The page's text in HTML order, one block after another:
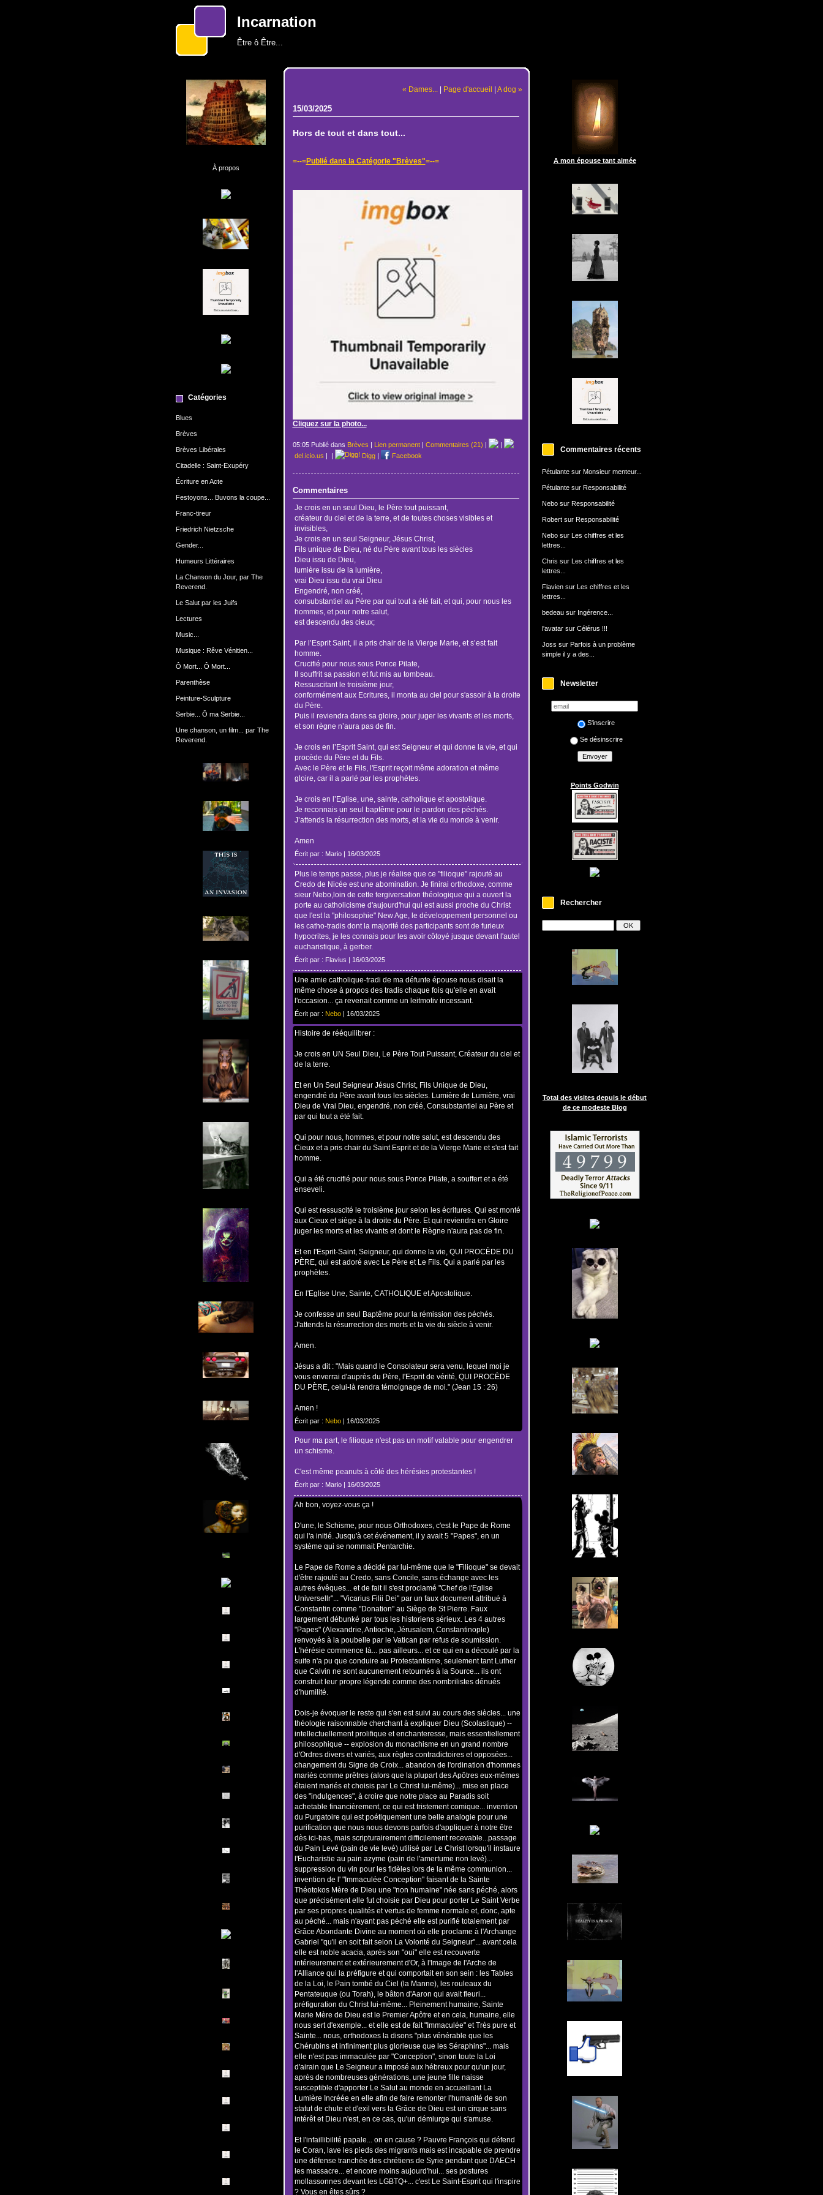
Incarnation
Être ô Être...
À propos
Catégories
Blues
Brèves
Brèves Libérales
Citadelle : Saint-Exupéry
Écriture en Acte
Festoyons... Buvons la coupe...
Franc-tireur
Friedrich Nietzsche
Gender...
Humeurs Littéraires
La Chanson du Jour, par The
Reverend.
Le Salut par les Juifs
Lectures
Music...
Musique : Rêve Vénitien...
Ô Mort... Ô Mort...
Parenthèse
Peinture-Sculpture
Serbie... Ô ma Serbie...
Une chanson, un film... par The
Reverend.
A mon épouse tant aimée
Commentaires récents
Pétulantesur Monsieur menteur...
Pétulantesur Responsabilité
Nebosur Responsabilité
Robertsur Responsabilité
Nebosur Les chiffres et les
lettres...
Chris sur Les chiffres et les
lettres...
Flaviensur Les chiffres et les
lettres...
bedeausur Ingérence...
l'avatarsur Célérus !!!
Joss sur Parfois à un problème
simple il y a des...
Newsletter
S'inscrire
Se désinscrire
Points Godwin
Rechercher
Total des visites depuis le début
de ce modeste Blog
« Dames... | Page d'accueil | A dog »
15/03/2025
Hors de tout et dans tout...
=--=Publié dans la Catégorie "Brèves"=--=
Cliquez sur la photo...
05:05 Publié dans Brèves | Lien permanent| Commentaires (21) |
|
del.icio.us | | Digg| Facebook
Commentaires
Je crois en un seul Dieu, le Père tout puissant,
créateur du ciel et de la terre, et de toutes choses visibles et
invisibles,
Je crois en un seul Seigneur, Jésus Christ,
Fils unique de Dieu, né du Père avant tous les siècles
Dieu issu de Dieu,
lumière issu de la lumière,
vrai Dieu issu du vrai Dieu
Engendré, non créé,
consubstantiel au Père par qui tout a été fait, et qui, pour nous les
hommes, et pour notre salut,
est descendu des cieux;
Par l’Esprit Saint, il a pris chair de la Vierge Marie, et s’est fait
homme.
Crucifié pour nous sous Ponce Pilate,
Il souffrit sa passion et fut mis au tombeau.
Ressuscitant le troisième jour,
conformément aux Ecritures, il monta au ciel pour s'assoir à la droite
du Père.
Puis il reviendra dans sa gloire, pour juger les vivants et les morts,
et son règne n’aura pas de fin.
Je crois en l’Esprit Saint, qui est Seigneur et qui donne la vie, et qui
procède du Père et du Fils.
Avec le Père et le Fils, l'Esprit reçoit même adoration et même
gloire, car il a parlé par les prophètes.
Je crois en l’Eglise, une, sainte, catholique et apostolique.
Je reconnais un seul baptême pour le pardon des péchés.
J’attends la résurrection des morts, et la vie du monde à venir.
Amen
Écrit par : Mario | 16/03/2025
Plus le temps passe, plus je réalise que ce "filioque" rajouté au
Credo de Nicée est une abomination. Je finirai orthodoxe, comme
sieur Nebo,loin de cette tergiversation théologique qui a ouvert la
porte au catholicisme d'aujourd'hui qui est aussi proche du Christ
que l'est la "philosophie" New Age, le développement personnel ou
les catho-tradis dont la majorité des participants sont de furieux
hypocrites, je les connais pour les avoir côtoyé jusque devant l'autel
eucharistique, à gerber.
Écrit par : Flavius | 16/03/2025
Une amie catholique-tradi de ma défunte épouse nous disait la
même chose à propos des tradis chaque fois qu'elle en avait
l'occasion... ça revenait comme un leitmotiv incessant.
Écrit par : Nebo| 16/03/2025
Histoire de rééquilibrer :
Je crois en UN Seul Dieu, Le Père Tout Puissant, Créateur du ciel et
de la terre.
Et en Un Seul Seigneur Jésus Christ, Fils Unique de Dieu,
engendré du Père avant tous les siècles. Lumière de Lumière, vrai
Dieu de Vrai Dieu, engendré, non créé, Consubstantiel au Père et
par qui tout a été fait.
Qui pour nous, hommes, et pour notre salut, est descendu des
Cieux et a pris chair du Saint Esprit et de la Vierge Marie et s'est fait
homme.
Qui a été crucifié pour nous sous Ponce Pilate, a souffert et a été
enseveli.
Qui est ressuscité le troisième jour selon les écritures. Qui est monté
aux Cieux et siège à la droite du Père. Et qui reviendra en Gloire
juger les morts et les vivants et dont le Règne n'aura pas de fin.
Et en l'Esprit-Saint, Seigneur, qui donne la vie, QUI PROCÈDE DU
PÈRE, qui est adoré avec Le Père et Le Fils. Qui a parlé par les
prophètes.
En l'Eglise Une, Sainte, CATHOLIQUE et Apostolique.
Je confesse un seul Baptême pour la rémission des péchés.
J'attends la résurrection des morts et la vie du siècle à venir.
Amen.
Jésus a dit : "Mais quand le Consolateur sera venu, lequel moi je
vous enverrai d'auprès du Père, l'Esprit de vérité, QUI PROCÈDE
DU PÈRE, celui-là rendra témoignage de moi." (Jean 15 : 26)
Amen !
Écrit par : Nebo| 16/03/2025
Pour ma part, le filioque n'est pas un motif valable pour engendrer
un schisme.
C'est même peanuts à côté des hérésies protestantes !
Écrit par : Mario | 16/03/2025
Ah bon, voyez-vous ça !
D'une, le Schisme, pour nous Orthodoxes, c'est le Pape de Rome
qui l'a initié. Jusqu'à cet événement, il y avait 5 "Papes", en un
système qui se nommait Pentarchie.
Le Pape de Rome a décidé par lui-même que le "Filioque" se devait
d'être rajouté au Credo, sans Concile, sans échange avec les
autres évêques... et de fait il s'est proclamé "Chef de l'Eglise
Universellr"... "Vicarius Filii Dei" par un faux document attribué à
Constantin comme "Donation" au Siège de St Pierre. Faux
largement débunké par tous les historiens sérieux. Les 4 autres
"Papes" (Alexandrie, Antioche, Jérusalem, Constantinople)
renvoyés à la poubelle par le Vatican par refus de soumission.
L'hérésie commence là... pas ailleurs... et ce qui en a découlé par la
suite n'a pu que conduire au Protestantisme, seulement tant Luther
que Calvin ne sont aucunement retournés à la Source... ils ont
construit leur propre légende comme des nombrilistes dénués
d'humilité.
Dois-je évoquer le reste qui s'en est suivi au cours des siècles... une
théologie raisonnable cherchant à expliquer Dieu (Scolastique) --
intellectuellement prolifique et enchanteresse, mais essentiellement
philosophique -- explosion du monachisme en un grand nombre
d'Ordres divers et variés, aux règles contradictoires et opposées...
changement du Signe de Croix... abandon de l'ordination d'hommes
mariés comme prêtres (alors que la plupart des Apôtres eux-mêmes
étaient mariés et choisis par Le Christ lui-même)... mise en place
des "indulgences", à croire que notre place au Paradis soit
achetable financièrement, ce qui est tristement comique... invention
du Purgatoire qui est poétiquement une belle analogie pour une
purification que nous nous devons parfois d'appliquer à notre être
dès ici-bas, mais scripturairement difficilement recevable...passage
du Pain Levé (pain de vie levé) utilisé par Le Christ lorsqu'il instaure
l'Eucharistie au pain azyme (pain de l'amertume non levé)...
suppression du vin pour les fidèles lors de la même communion...
invention de l' "Immaculée Conception" faisant de la Sainte
Théotokos Mère de Dieu une "non humaine" née sans péché, alors
que précisément elle fut choisie par Dieu pour porter Le Saint Verbe
par ses propres qualités et vertus de femme normale et, donc, apte
au péché... mais n'ayant pas péché elle est purifié totalement par
Grâce Abondante Divine au moment où elle proclame à l'Archange
Gabriel "qu'il en soit fait selon La Volonté du Seigneur"... avant cela
elle est noble acacia, après son "oui" elle est recouverte
intérieurement et extérieurement d'Or, à l'Image de l'Arche de
l'Alliance qui la préfigure et qui comportait en son sein : les Tables
de la Loi, le Pain tombé du Ciel (la Manne), les rouleaux du
Pentateuque (ou Torah), le bâton d'Aaron qui avait fleuri...
préfiguration du Christ lui-même... Pleinement humaine, Sainte
Marie Mère de Dieu est le Premier Apôtre et en cela, humaine, elle
nous sert d'exemple... et elle est de fait "Immaculée" et Très pure et
Sainte... nous, orthodoxes la disons "plus vénérable que les
Chérubins et infiniment plus glorieuse que les Séraphins"... mais
elle n'est pas immaculée par "Conception", sinon toute la Loi
d'airain que Le Seigneur a imposé aux hébreux pour qu'un jour,
après de nombreuses générations, une jeune fille naisse
susceptible d'apporter Le Salut au monde en accueillant La
Lumière Incréée en elle afin de faire remonter l'humanité de son
statut de chute et d'exil vers la Grâce de Dieu est un cirque sans
intérêt et Dieu n'est, en ce cas, qu'un démiurge qui s'amuse.
Et l'infaillibilité papale... on en cause ? Pauvre François qui défend
le Coran, lave les pieds des migrants mais est incapable de prendre
une défense tranchée des chrétiens de Syrie pendant que DAECH
les massacre... et encore moins aujourd'hui... ses postures
mollassonnes devant les LGBTQ+... c'est Le Saint-Esprit qui l'inspire
? Vous en êtes sûrs ?